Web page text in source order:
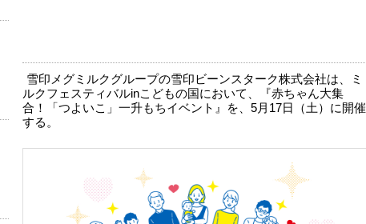
雪印メグミルクグループの雪印ビーンスターク株式会社は、ミ
ルクフェスティバルinこどもの国において、『赤ちゃん大集
合！「つよいこ」一升もちイベント』を、5月17日（土）に開催
する。